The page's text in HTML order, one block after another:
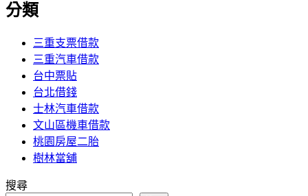
分類
三重支票借款
三重汽車借款
台中票貼
台北借錢
士林汽車借款
文山區機車借款
桃園房屋二胎
樹林當舖
搜尋